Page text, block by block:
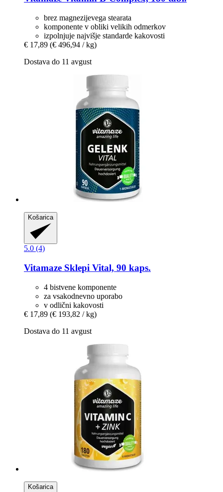
brez magnezijevega stearata
komponente v obliki velikih odmerkov
izpolnjuje najvišje standarde kakovosti
€ 17,89 (€ 496,94 / kg)
Dostava do 11 avgust
Košarica
5.0 (4)
Vitamaze Sklepi Vital, 90 kaps.
4 bistvene komponente
za vsakodnevno uporabo
v odlični kakovosti
€ 17,89 (€ 193,82 / kg)
Dostava do 11 avgust
Košarica